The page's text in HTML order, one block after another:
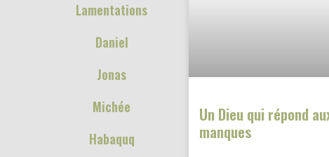
Lamentations
Daniel
Jonas
Michée
Habaquq
Un Dieu qui répond
manques